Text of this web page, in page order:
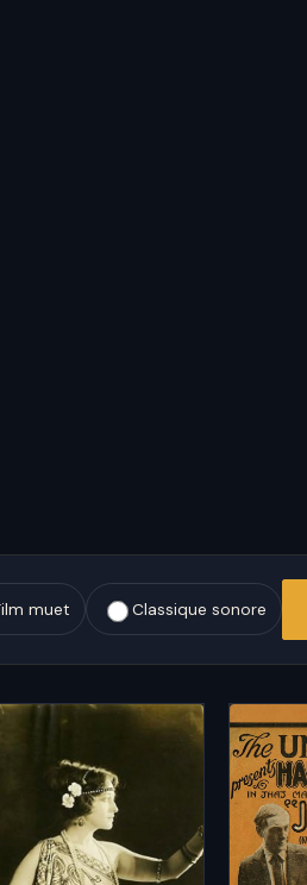
muet Classique sonore